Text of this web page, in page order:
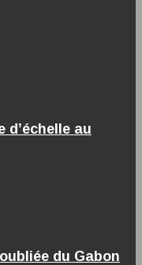
d’échelle au
du Gabon